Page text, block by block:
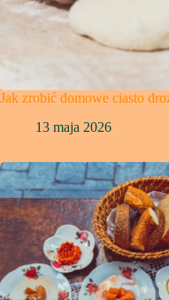
Jak zrobić domowe ciasto
13 maja 2026